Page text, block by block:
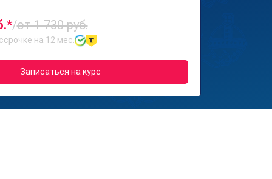
/от 1 730 руб.
на 12 мес.
Записаться на курс